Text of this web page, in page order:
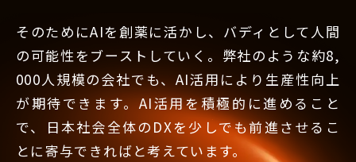
そのためにAIを創薬に活かし、バディとして人間
の可能性をブーストしていく。弊社のような約8,
000人規模の会社でも、AI活用により生産性向上
が期待できます。AI活用を積極的に進めること
で、日本社会全体のDXを少しでも前進させるこ
とに寄与できればと考えています。